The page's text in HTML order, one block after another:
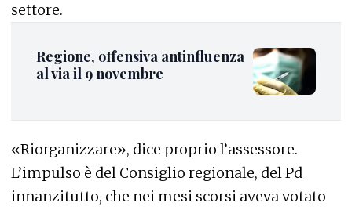
settore.
Regione, offensiva antinfluenza
al via il 9 novembre
«Riorganizzare», dice proprio l’assessore.
L’impulso è del Consiglio regionale, del Pd
innanzitutto, che nei mesi scorsi aveva votato